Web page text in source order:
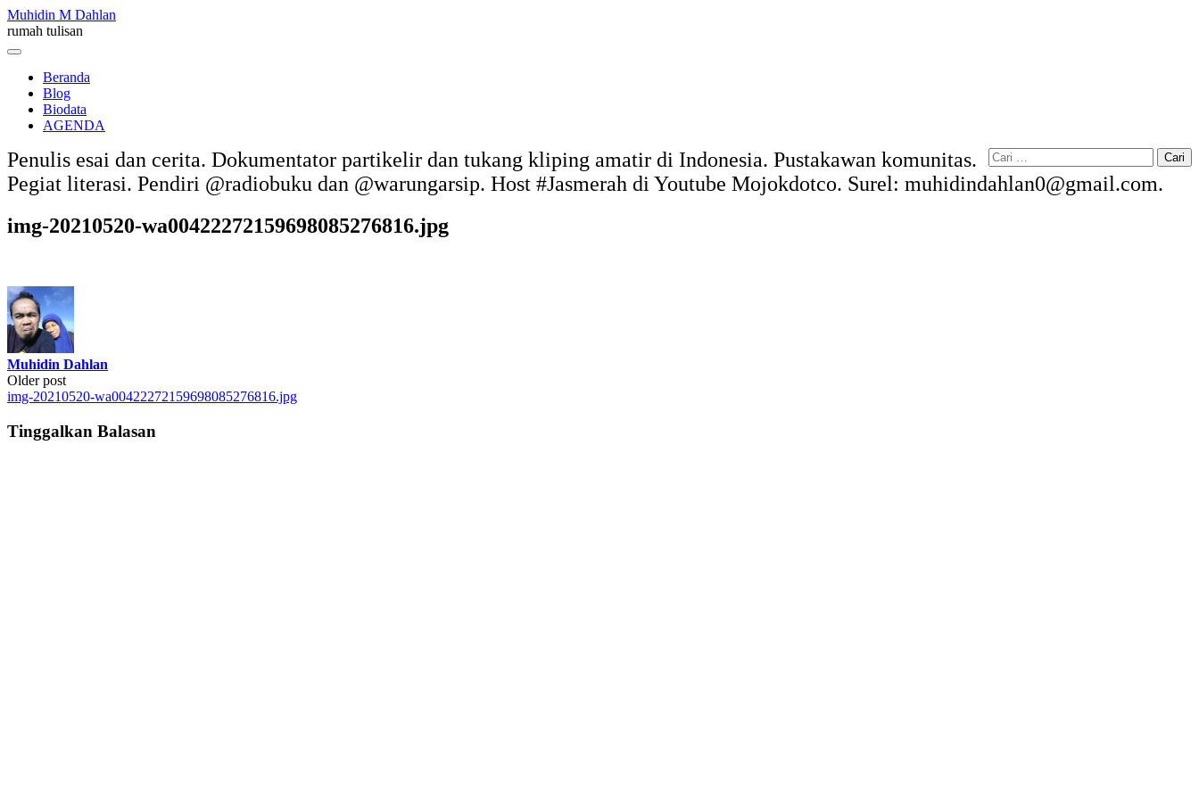
Skip
to
content
Muhidin M Dahlan
rumah tulisan
Menu
Beranda
Blog
Biodata
AGENDA
Cari
untuk:
Penulis esai dan cerita. Dokumentator partikelir dan tukang kliping amatir di Indonesia. Pustakawan komunitas.
Pegiat literasi. Pendiri @radiobuku dan @warungarsip. Host #Jasmerah di Youtube Mojokdotco. Surel: muhidindahlan0@gmail.com.
img-20210520-wa00422272159698085276816.jpg
Muhidin Dahlan
Post
navigation
Older post
img-20210520-wa00422272159698085276816.jpg
Tinggalkan Balasan